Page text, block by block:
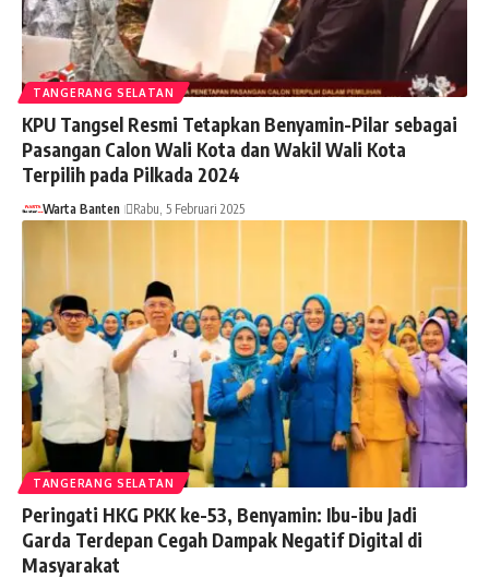
TANGERANG SELATAN
KPU Tangsel Resmi Tetapkan Benyamin-Pilar sebagai
Pasangan Calon Wali Kota dan Wakil Wali Kota
Terpilih pada Pilkada 2024
Warta Banten Rabu, 5 Februari 2025
TANGERANG SELATAN
Peringati HKG PKK ke-53, Benyamin: Ibu-ibu Jadi
Garda Terdepan Cegah Dampak Negatif Digital di
Masyarakat